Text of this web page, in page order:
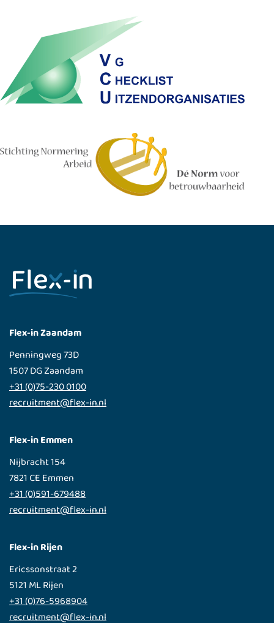
Flex-in Zaandam
Penningweg 73D
1507 DG Zaandam
+31 (0)75-230 0100
recruitment@flex-in.nl
Flex-in Emmen
Nijbracht 154
7821 CE Emmen
+31 (0)591-679488
recruitment@flex-in.nl
Flex-in Rijen
Ericssonstraat 2
5121 ML Rijen
+31 (0)76-5968904
recruitment@flex-in.nl